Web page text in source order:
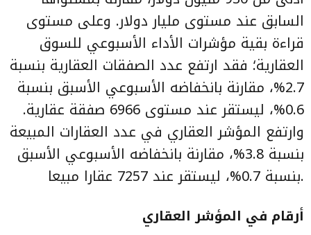
السابق عند مستوى مليار دولار. وعلى مستوى
قراءة بقية مؤشرات الأداء الأسبوعي للسوق
العقارية؛ فقد ارتفع عدد الصفقات العقارية بنسبة
2.7%، مقارنة بانخفاضه الأسبوعي الأسبق بنسبة
0.6%، ليستقر عند مستوى 6966 صفقة عقارية.
وارتفع المؤشر العقاري في عدد العقارات المبيعة
بنسبة 3.8%، مقارنة بانخفاضه الأسبوعي الأسبق
بنسبة 0.7%، ليستقر عند 7257 عقارا مبيعا.
أرقام في المؤشر العقاري